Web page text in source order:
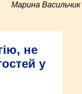
Марина Васильчик
не
у